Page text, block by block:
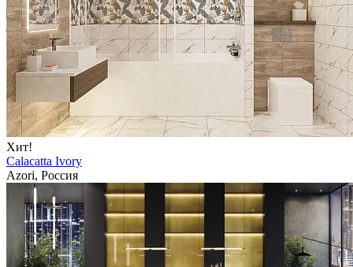
Хит!
Calacatta Ivory
Azori, Россия